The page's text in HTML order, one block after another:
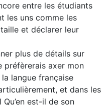
entre les étudiants
les uns comme les
et déclarer leur
plus de détails sur
préfèrerais axer mon
langue française
et dans les
est-il de son